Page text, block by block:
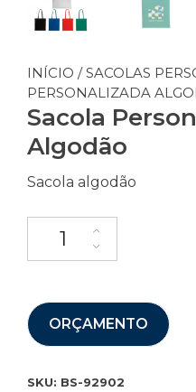
INÍCIO /SACOLAS
PERSONALIZADA
Sacola
Algodão
Sacola algodão
ORÇAMENTO
SKU: BS-92902